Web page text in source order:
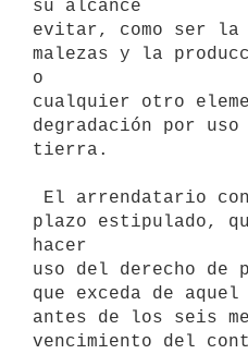
su alcance
evitar, como ser la
malezas y la
o
cualquier otro
degradación por
tierra.
plazo estipulado,
hacer
uso del derecho de
que exceda de
antes de los seis
vencimiento del